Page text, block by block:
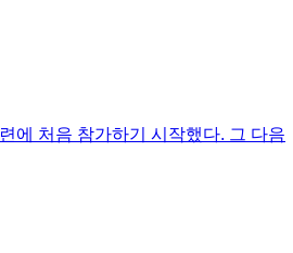
에 처음 참가하기 시작했다. 그 다음